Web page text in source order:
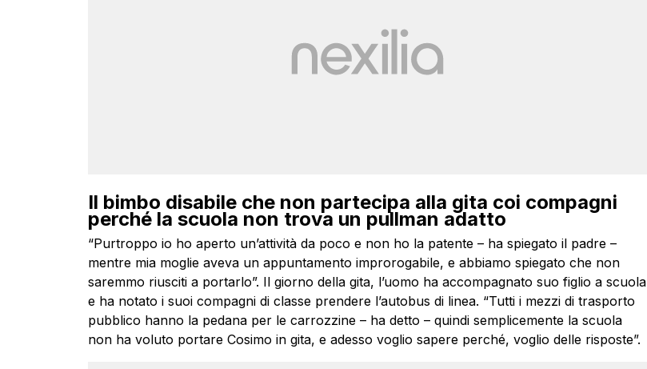
Il bimbo disabile che non partecipa alla gita coi compagni
perché la scuola non trova un pullman adatto
“Purtroppo io ho aperto un’attività da poco e non ho la patente – ha spiegato il padre –
mentre mia moglie aveva un appuntamento improrogabile, e abbiamo spiegato che non
saremmo riusciti a portarlo”. Il giorno della gita, l’uomo ha accompagnato suo figlio a scuola
e ha notato i suoi compagni di classe prendere l’autobus di linea. “Tutti i mezzi di trasporto
pubblico hanno la pedana per le carrozzine – ha detto – quindi semplicemente la scuola
non ha voluto portare Cosimo in gita, e adesso voglio sapere perché, voglio delle risposte”.